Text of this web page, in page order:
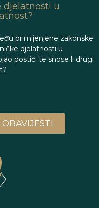
djelatnosti u
primijenjene zakonske
djelatnosti u
postići te snose li drugi